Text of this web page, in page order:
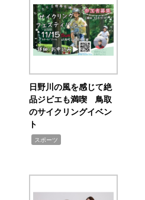
日野川の風を感じて絶
品ジビエも満喫 鳥取
のサイクリングイベン
ト
スポーツ